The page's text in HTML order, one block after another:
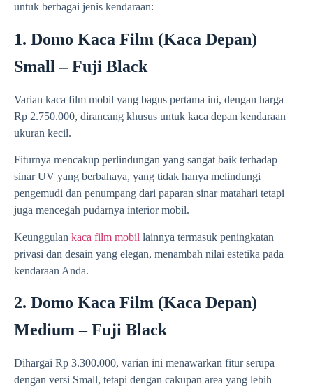
untuk berbagai jenis kendaraan:
1. Domo Kaca Film (Kaca Depan)
Small – Fuji Black
Varian kaca film mobil yang bagus pertama ini, dengan harga
Rp 2.750.000, dirancang khusus untuk kaca depan kendaraan
ukuran kecil.
Fiturnya mencakup perlindungan yang sangat baik terhadap
sinar UV yang berbahaya, yang tidak hanya melindungi
pengemudi dan penumpang dari paparan sinar matahari tetapi
juga mencegah pudarnya interior mobil.
Keunggulan kaca film mobil lainnya termasuk peningkatan
privasi dan desain yang elegan, menambah nilai estetika pada
kendaraan Anda.
2. Domo Kaca Film (Kaca Depan)
Medium – Fuji Black
Dihargai Rp 3.300.000, varian ini menawarkan fitur serupa
dengan versi Small, tetapi dengan cakupan area yang lebih